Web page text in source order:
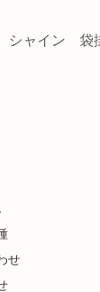
シャイン 袋
せ